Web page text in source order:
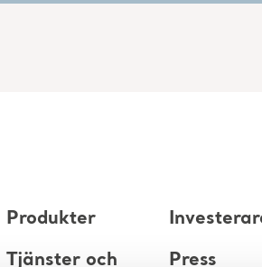
Produkter
Tjänster och Press